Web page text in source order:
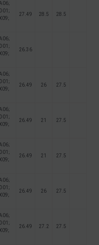
27.49 28.5 28.5
26.36
26.49 26 27.5
26.49 21 27.5
26.49 21 27.5
26.49 26 27.5
26.49 27.2 27.5